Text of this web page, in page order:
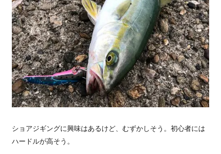
ショアジギングに興味はあるけど、むずかしそう。初心者には
ハードルが高そう。